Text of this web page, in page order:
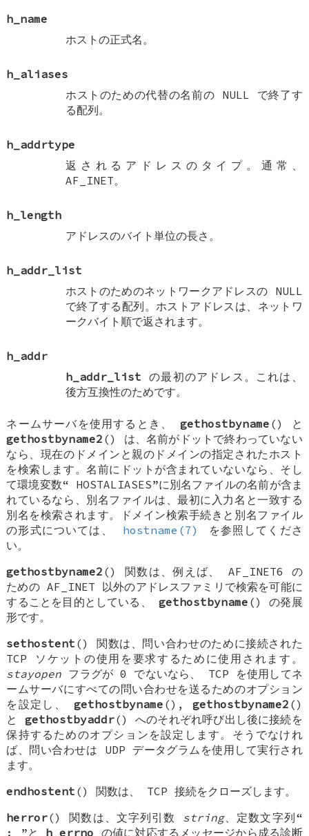
h_name
ホストの正式名。
h_aliases
ホストのための代替の名前の NULL で終了す
る配列。
h_addrtype
返されるアドレスのタイプ。通常、
AF_INET。
h_length
アドレスのバイト単位の長さ。
h_addr_list
ホストのためのネットワークアドレスの NULL
で終了する配列。ホストアドレスは、ネットワ
ークバイト順で返されます。
h_addr
h_addr_list の最初のアドレス。これは、
後方互換性のためです。
ネームサーバを使用するとき、gethostbyname () と
gethostbyname2 () は、名前がドットで終わっていない
なら、現在のドメインと親のドメインの指定されたホスト
を検索します。名前にドットが含まれていないなら、そし
て環境変数“ HOSTALIASES”に別名ファイルの名前が含ま
れているなら、別名ファイルは、最初に入力名と一致する
別名を検索されます。ドメイン検索手続きと別名ファイル
の形式については、
hostname(7)
を参照してくださ
い。
gethostbyname2 () 関数は、例えば、AF_INET6
の
ための AF_INET 以外のアドレスファミリで検索を可能に
することを目的としている、gethostbyname () の発展
形です。
sethostent () 関数は、問い合わせのために接続された
TCP ソケットの使用を要求するために使用されます。
stayopen フラグが 0 でないなら、 TCP を使用してネ
ームサーバにすべての問い合わせを送るためのオプション
を設定し、gethostbyname (), gethostbyname2 ()
と gethostbyaddr() へのそれぞれ呼び出し後に接続を
保持するためのオプションを設定します。そうでなけれ
ば、問い合わせは UDP データグラムを使用して実行され
ます。
endhostent () 関数は、 TCP 接続をクローズします。
herror() 関数は、文字列引数 string、定数文字列“
:
”と h_errno の値に対応するメッセージから成る診断